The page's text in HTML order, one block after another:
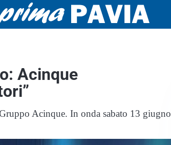
Acinque
Acinque. In onda sabato 13 giugno